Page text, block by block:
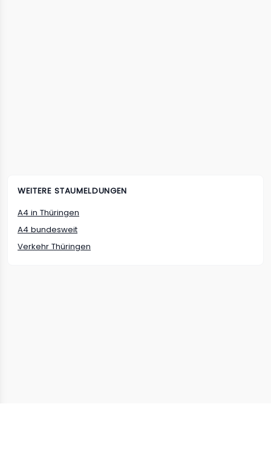
WEITERE STAUMELDUNGEN
A4 in Thüringen
A4 bundesweit
Verkehr Thüringen